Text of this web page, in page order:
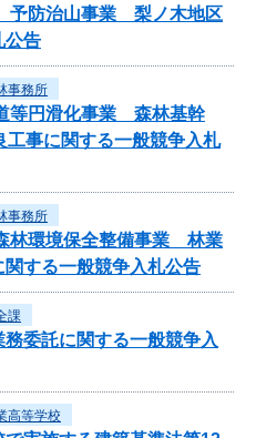
予防治山事業 梨ノ木地区
公告
事務所
等円滑化事業 森林基幹
事に関する一般競争入札
事務所
林環境保全整備事業 林業
する一般競争入札公告
課
委託に関する一般競争入
高等学校